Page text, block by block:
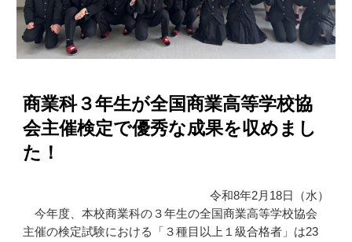
商業科３年生が全国商業高等学校協
会主催検定で優秀な成果を収めまし
た！
令和8年2月18日（水）
今年度、本校商業科の３年生の全国商業高等学校協会
主催の検定試験における「３種目以上１級合格者」は23